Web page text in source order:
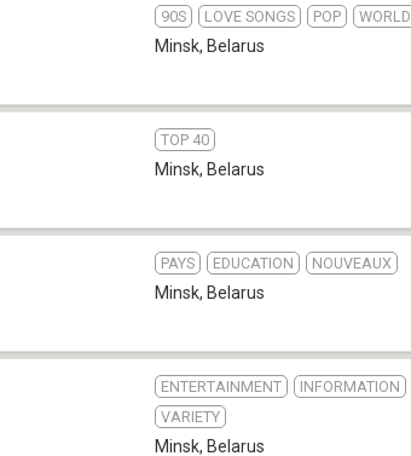
90S LOVE SONGS POP WORLD
Minsk, Belarus
TOP 40
Minsk, Belarus
PAYS EDUCATION NOUVEAUX
Minsk, Belarus
ENTERTAINMENT
INFORMATION
VARIETY
Minsk, Belarus